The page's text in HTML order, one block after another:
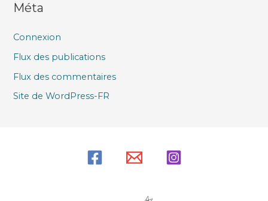
Méta
Connexion
Flux des publications
Flux des commentaires
Site de WordPress-FR